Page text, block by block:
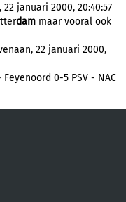
januari 2000, 20:40:57
dam maar vooral ook
22 januari 2000,
Feyenoord 0-5 PSV - NAC